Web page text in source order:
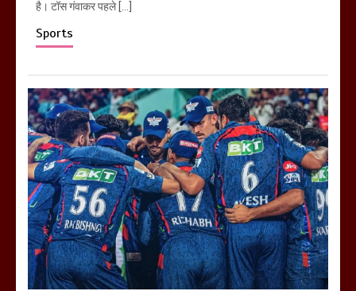
है। टॉस गंवाकर पहले […]
Sports